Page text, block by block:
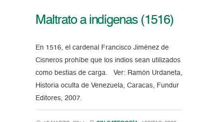
Maltrato a indígenas (1516)
En 1516, el cardenal Francisco Jiménez de
Cisneros prohíbe que los indios sean utilizados
como bestias de carga. Ver: Ramón Urdaneta,
Historia oculta de Venezuela, Caracas, Fundur
Editores, 2007.